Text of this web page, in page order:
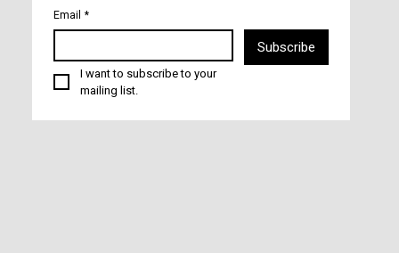
Email *
Subscribe
I want to subscribe to your
mailing list.